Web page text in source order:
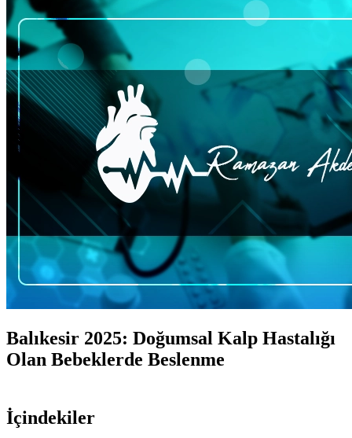
Balıkesir 2025: Doğumsal Kalp Hastalığı
Olan Bebeklerde Beslenme
İçindekiler